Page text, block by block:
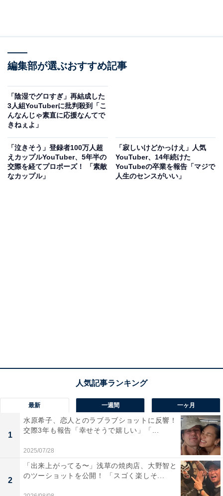
編集部が選ぶおすすめ記事
「陰湿でグロすぎ」再結成した
3人組YouTuberに批判殺到「こ
んなんじゃ素直に応援なんてで
きねぇよ」
「泣きそう」登録者100万人超
えカップルYouTuber、5年半の
交際を経てプロポーズ！ 「素敵
なカップル」
「寂しいけどかっけえ」人気
YouTuber、14年続けた
YouTubeの卒業を報告「マジで
人生のセンスがいい」
最新 一週間 一ヶ月
1
水原希子、恋人とのラブラブショットに反響！
交際3年も報告「幸せそうで嬉しい」「...
2025/07/28
2
「出来上がってる〜」浅草の焼肉店、大野智と
のツーショットを公開！ 「スゴく楽しそ...